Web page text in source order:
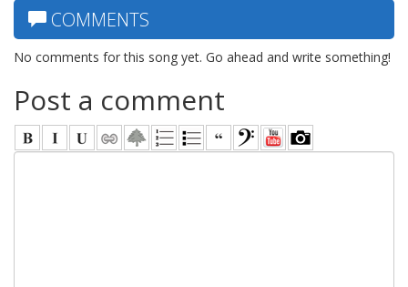
COMMENTS
No comments for this song yet. Go ahead and write something!
Post a comment